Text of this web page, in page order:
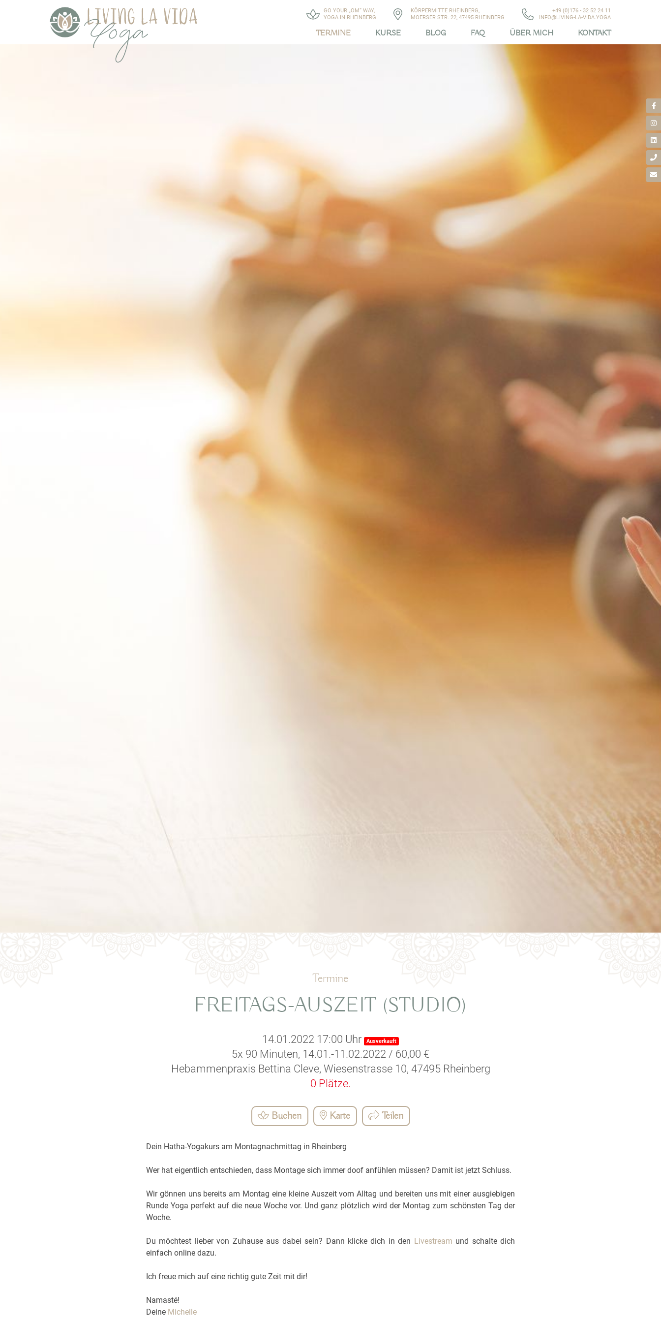
GO YOUR „OM“ WAY,
YOGA IN RHEINBERG
KÖRPERMITTE RHEINBERG,
MOERSER STR. 22, 47495 RHEINBERG
+49 (0)176 - 32 52 24 11
INFO@LIVING-LA-VIDA.YOGA
TERMINE KURSE BLOG FAQ ÜBER MICH KONTAKT
Termine
FREITAGS-AUSZEIT (STUDIO)
14.01.2022 17:00 Uhr Ausverkauft
5x 90 Minuten, 14.01.-11.02.2022 / 60,00 €
Hebammenpraxis Bettina Cleve, Wiesenstrasse 10, 47495 Rheinberg
0 Plätze.
Buchen Karte Teilen
Dein Hatha-Yogakurs am Montagnachmittag in Rheinberg
Wer hat eigentlich entschieden, dass Montage sich immer doof anfühlen müssen? Damit ist jetzt Schluss.
Wir gönnen uns bereits am Montag eine kleine Auszeit vom Alltag und bereiten uns mit einer ausgiebigen
Runde Yoga perfekt auf die neue Woche vor. Und ganz plötzlich wird der Montag zum schönsten Tag der
Woche.
Du möchtest lieber von Zuhause aus dabei sein? Dann klicke dich in den Livestream und schalte dich
einfach online dazu.
Ich freue mich auf eine richtig gute Zeit mit dir!
Namasté!
Deine Michelle